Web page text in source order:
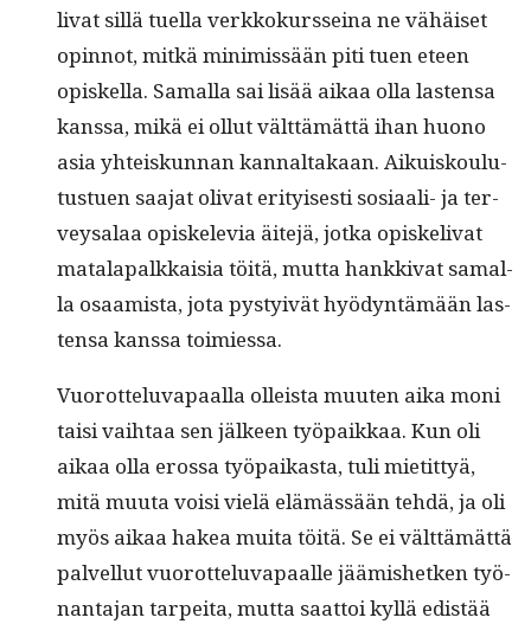
li­v­at sil­lä tuel­la verkkokurs­seina ne vähäiset
opin­not, mitkä min­imis­sään piti tuen eteen
opiskel­la. Samal­la sai lisää aikaa olla las­ten­sa
kanssa, mikä ei ollut vält­tämät­tä ihan huono
asia yhteiskun­nan kannal­takaan. Aikuisk­oulu­
tustuen saa­jat oli­vat eri­tyis­es­ti sosi­aali- ja ter­
veysalaa opiskele­via äite­jä, jot­ka opiske­li­v­at
mata­la­palkkaisia töitä, mut­ta han­kki­vat samal­
la osaamista, jota pystyivät hyö­dyn­tämään las­
ten­sa kanssa toimiessa.
Vuorot­telu­va­paal­la olleista muuten aika moni
taisi vai­h­taa sen jäl­keen työ­paikkaa. Kun oli
aikaa olla erossa työ­paikas­ta, tuli mietit­tyä,
mitä muu­ta voisi vielä elämässään tehdä, ja oli
myös aikaa hakea mui­ta töitä. Se ei vält­tämät­tä
palvel­lut vuorot­telu­va­paalle jäämishetken työ­
nan­ta­jan tarpei­ta, mut­ta saat­toi kyl­lä edis­tää